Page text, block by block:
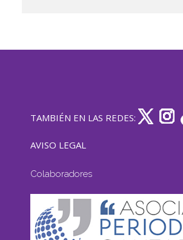
TAMBIÉN EN LAS REDES:
AVISO LEGAL
Colaboradores